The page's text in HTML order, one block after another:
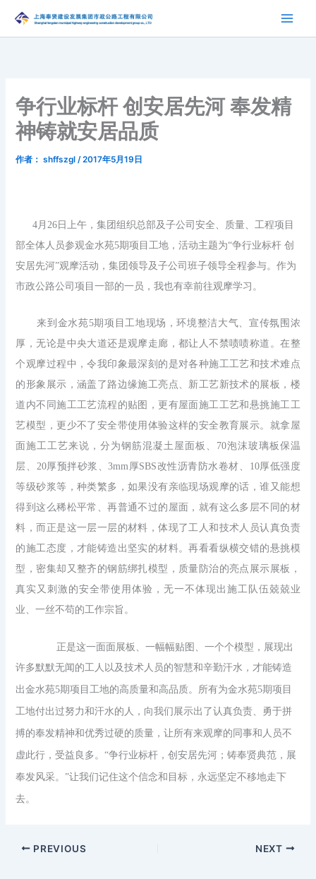
内
争行业标杆 创安居先河 奉发精
神铸就安居品质
作者： shffszgl/2017年5月19日
4月26日上午，集团组织总部及子公司安全、质量、工程项目
部全体人员参观金水苑5期项目工地，活动主题为“争行业标杆 创
安居先河”观摩活动，集团领导及子公司班子领导全程参与。作为
市政公路公司项目一部的一员，我也有幸前往观摩学习。
来到金水苑5期项目工地现场，环境整洁大气、宣传氛围浓
厚，无论是中央大道还是观摩走廊，都让人不禁啧啧称道。在整
个观摩过程中，令我印象最深刻的是对各种施工工艺和技术难点
的形象展示，涵盖了路边缘施工亮点、新工艺新技术的展板，楼
道内不同施工工艺流程的贴图，更有屋面施工工艺和悬挑施工工
艺模型，更少不了安全带使用体验这样的安全教育展示。就拿屋
面施工工艺来说，分为钢筋混凝土屋面板、 70泡沫玻璃板保温
层、 20厚预拌砂浆、3mm厚SBS改性沥青防水卷材、 10厚低强度
等级砂浆等，种类繁多，如果没有亲临现场观摩的话，谁又能想
得到这么稀松平常、再普通不过的屋面，就有这么多层不同的材
料，而正是这一层一层的材料，体现了工人和技术人员认真负责
的施工态度，才能铸造出坚实的材料。再看看纵横交错的悬挑模
型，密集却又整齐的钢筋绑扎模型，质量防治的亮点展示展板，
真实又刺激的安全带使用体验，无一不体现出施工队伍兢兢业
业、一丝不苟的工作宗旨。
正是这一面面展板、一幅幅贴图、一个个模型，展现出
许多默默无闻的工人以及技术人员的智慧和辛勤汗水，才能铸造
出金水苑5期项目工地的高质量和高品质。所有为金水苑5期项目
工地付出过努力和汗水的人，向我们展示出了认真负责、勇于拼
搏的奉发精神和优秀过硬的质量，让所有来观摩的同事和人员不
虚此行，受益良多。“争行业标杆，创安居先河；铸奉贤典范，展
奉发风采。”让我们记住这个信念和目标，永远坚定不移地走下
去。
PREVIOUS NEXT